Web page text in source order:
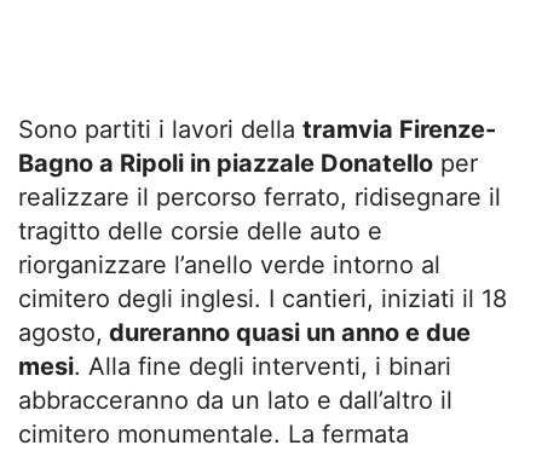
Sono partiti i lavori della tramvia Firenze-
Bagno a Ripoli in piazzale Donatello per
realizzare il percorso ferrato, ridisegnare il
tragitto delle corsie delle auto e
riorganizzare l’anello verde intorno al
cimitero degli inglesi. I cantieri, iniziati il 18
agosto, dureranno quasi un anno e due
mesi. Alla fine degli interventi, i binari
abbracceranno da un lato e dall’altro il
cimitero monumentale. La fermata